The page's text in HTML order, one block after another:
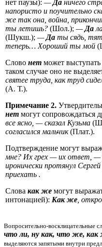
нет паузы): — Да ничего
напористо и поучительно
же так она, война,
ты летишь? (Шол.); — Да
(Шукш.); — Да ты сядь,
теперь… Хороший ты мой
Слово нет может выступать
таком случае оно не
святее труда, как труд
(А. Т.).
Примечание 2.
нет могут сопровождаться
все ясно, — сказал Кузьма
согласился мальчик(Плат.).
Подтверждение могут
мне? Их грех — их ответ,
иронически протянул Сергей
приехать .
Слова как же могут
интонацией): Как же ,
Вопросительно-восклицательные
что ли, ну как, что же, как
выделяются запятыми внутри